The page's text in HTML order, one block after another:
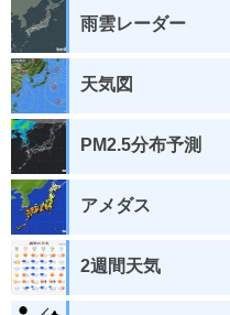
雨雲レーダー
天気図
PM2.5分布予測
アメダス
2週間天気